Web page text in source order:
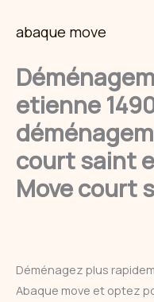
abaque move
etienne
court saint
Move court
Déménagez plus
Abaque move et optez